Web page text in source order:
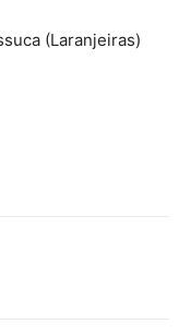
(Laranjeiras)